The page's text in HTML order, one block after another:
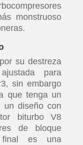
monstruoso
su destreza
para
sin embargo
que tenga un
un diseño con
biturbo V8
de bloque
final es una